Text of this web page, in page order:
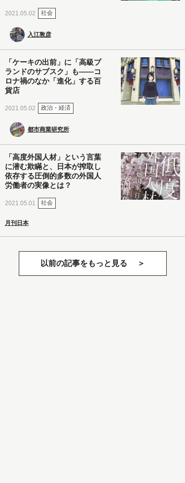
2021.05.02 社会
入江敦彦
「ケーキの出前」に「高級ブ
ランドのサブスク」も――コ
ロナ禍のなか「進化」する百
貨店
2021.05.02 政治・経済
都市商業研究所
「高度外国人材」という言葉
に潜む欺瞞と、日本が搾取し
依存する圧倒的多数の外国人
労働者の実像とは？
2021.05.01 社会
月刊日本
以前の記事をもっと見る